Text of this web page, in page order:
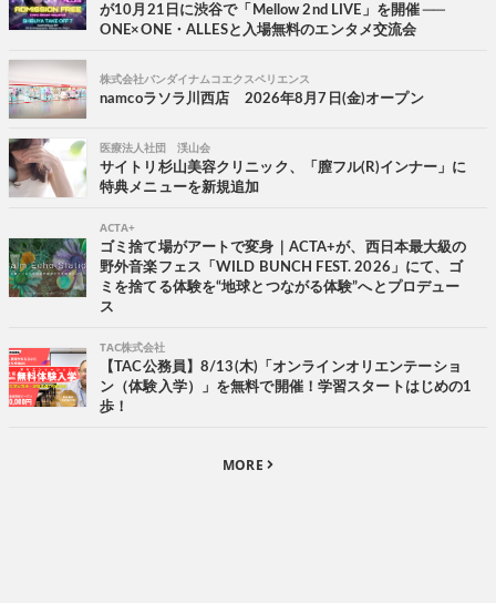
が10月21日に渋谷で「Mellow 2nd LIVE」を開催 ──
ONE×ONE・ALLESと入場無料のエンタメ交流会
株式会社バンダイナムコエクスペリエンス
namcoラソラ川西店 2026年8月7日(金)オープン
医療法人社団 渓山会
サイトリ杉山美容クリニック、「膣フル(R)インナー」に
特典メニューを新規追加
ACTA+
ゴミ捨て場がアートで変身｜ACTA+が、西日本最大級の
野外音楽フェス「WILD BUNCH FEST. 2026」にて、ゴ
ミを捨てる体験を“地球とつながる体験”へとプロデュー
ス
TAC株式会社
【TAC公務員】8/13(木)「オンラインオリエンテーショ
ン（体験入学）」を無料で開催！学習スタートはじめの1
歩！
MORE